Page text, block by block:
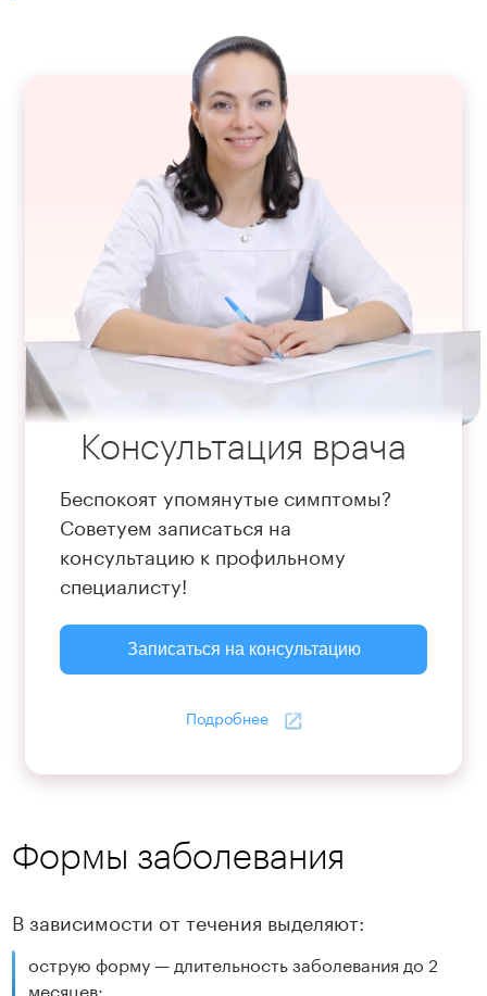
Консультация врача
Беспокоят упомянутые симптомы?
Советуем записаться на
консультацию к профильному
специалисту!
Записаться на консультацию
Подробнее
Формы заболевания
В зависимости от течения выделяют:
острую форму — длительность заболевания до 2
месяцев;